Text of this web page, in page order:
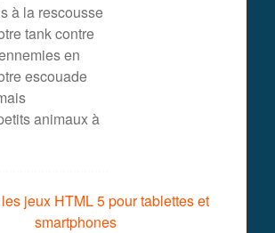
à la rescousse
tank contre
en
escouade
animaux à
jeux HTML 5 pour tablettes et
smartphones